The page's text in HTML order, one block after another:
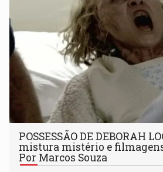
POSSESSÃO DE DEBORAH
mistura mistério e
Por Marcos Souza